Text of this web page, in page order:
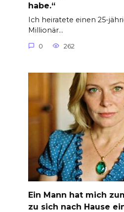
habe.“
Ich heiratete einen 25-
Millionär…
0 262
Ein Mann hat mich
zu sich nach Hause